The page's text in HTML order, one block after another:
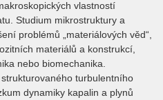
vlastností
Studium mikrostruktury a
problémů „materiálových věd“,
materiálů a konstrukcí,
nebo biomechanika.
turbulentního
dynamiky kapalin a plynů